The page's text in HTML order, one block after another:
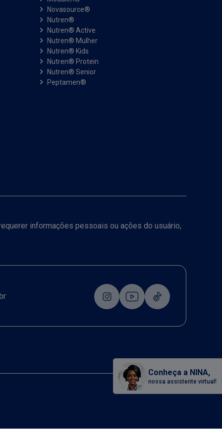
Conheça a NINA,
nossa assistente virtual!
Novasource®
Nutren®
Nutren® Active
Nutren® Mulher
Nutren® Kids
Nutren® Protein
Nutren® Senior
Peptamen®
informações pessoais ou ações do usuário,